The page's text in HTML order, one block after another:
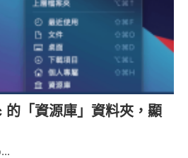
的「資源庫」資料夾，顯